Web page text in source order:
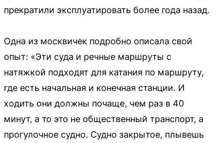
прекратили эксплуатировать более года назад.
Одна из москвичек подробно описала свой
опыт: «Эти суда и речные маршруты с
натяжкой подходят для катания по маршруту,
где есть начальная и конечная станции. И
ходить они должны почаще, чем раз в 40
минут, а то это не общественный транспорт, а
прогулочное судно. Судно закрытое, плывешь